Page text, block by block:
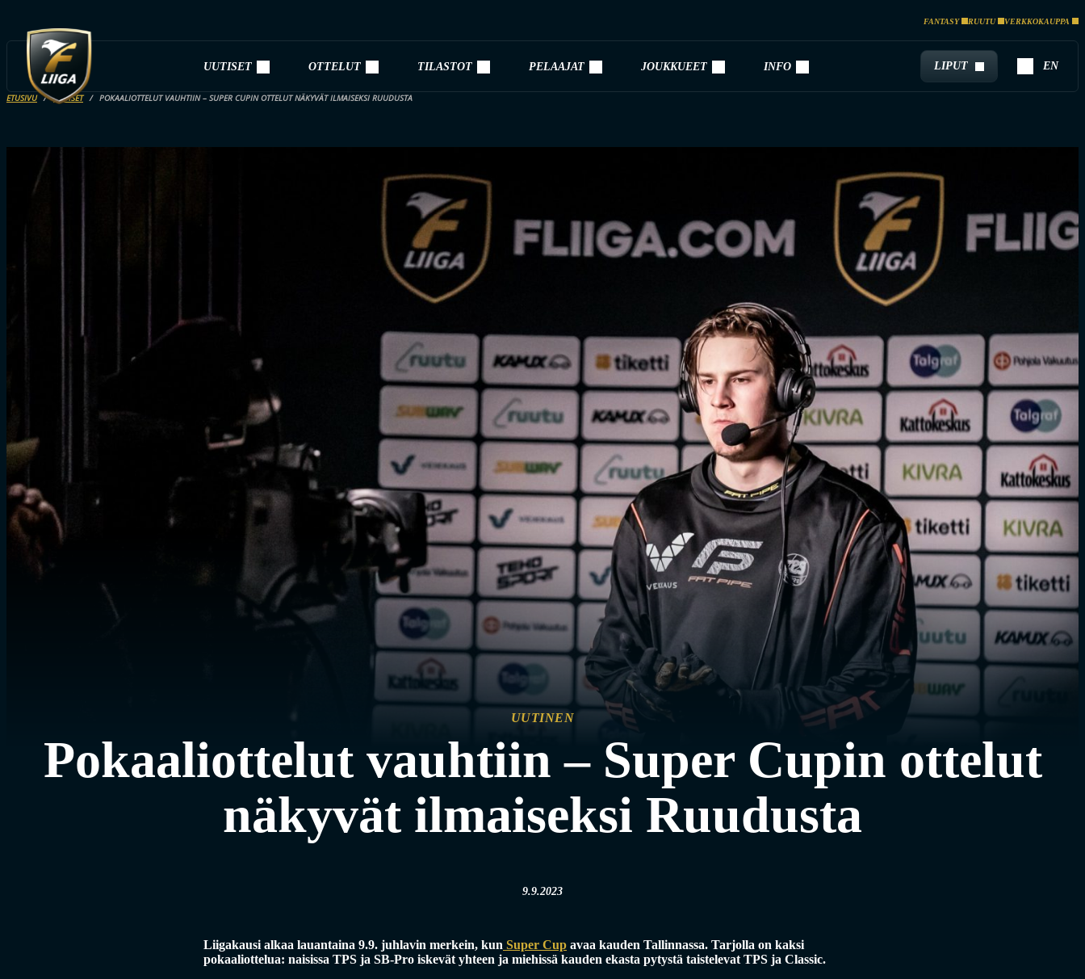
FANTASY RUUTU VERKKOKAUPPA
UUTISET OTTELUT TILASTOT PELAAJAT JOUKKUEET INFO LIPUT EN
ETUSIVU UUTISET POKAALIOTTELUT VAUHTIIN – SUPER CUPIN OTTELUT NÄKYVÄT ILMAISEKSI RUUDUSTA
UUTINEN
Pokaaliottelut vauhtiin – Super Cupin ottelut
näkyvät ilmaiseksi Ruudusta
9.9.2023
Liigakausi alkaa lauantaina 9.9. juhlavin merkein, kun Super Cup avaa kauden Tallinnassa. Tarjolla on kaksi
pokaaliottelua: naisissa TPS ja SB-Pro iskevät yhteen ja miehissä kauden ekasta pytystä taistelevat TPS ja Classic.